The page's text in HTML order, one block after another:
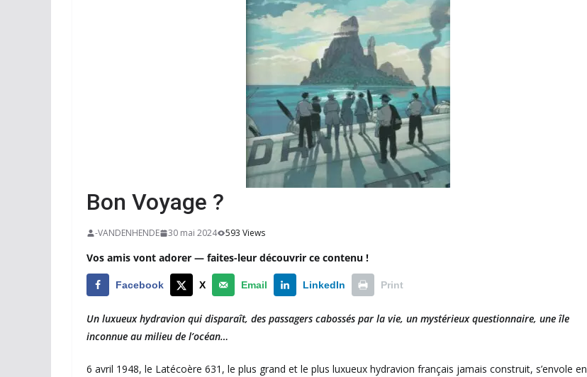
Bon Voyage ?
-VANDENHENDE 30 mai 2024 593 Views
Vos amis vont adorer — faites-leur découvrir ce contenu !
Facebook X Email LinkedIn Print
Un luxueux hydravion qui disparaît, des passagers cabossés par la vie, un mystérieux questionnaire, une île
inconnue au milieu de l’océan…
6 avril 1948, le Latécoère 631, le plus grand et le plus luxueux hydravion français jamais construit, s’envole en